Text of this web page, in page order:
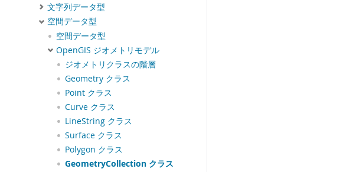
文字列データ型
空間データ型
空間データ型
OpenGIS ジオメトリモデル
ジオメトリクラスの階層
Geometry クラス
Point クラス
Curve クラス
LineString クラス
Surface クラス
Polygon クラス
GeometryCollection クラス